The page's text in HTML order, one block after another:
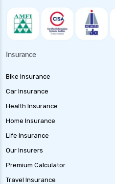
Insurance
Bike Insurance
Car Insurance
Health Insurance
Home Insurance
Life Insurance
Our Insurers
Premium Calculator
Travel Insurance